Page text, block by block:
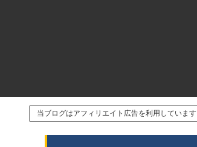
当ブログはアフィリエイト広告を利用しています